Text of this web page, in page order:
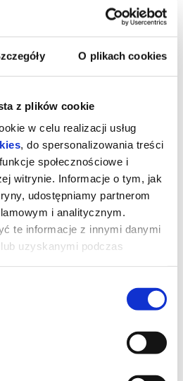
O plikach cookies
z plików cookie
w celu realizacji usług
, do spersonalizowania treści
społecznościowe i
witrynie. Informacje o tym, jak
udostępniamy partnerom
i analitycznym.
te informacje z innymi danymi
uzyskanymi podczas
W
uruchamiają mityczny Astralny
olśniewającego Złotego Miasta